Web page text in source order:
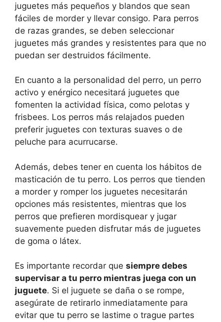
juguetes más pequeños y blandos que sean
fáciles de morder y llevar consigo. Para perros
de razas grandes, se deben seleccionar
juguetes más grandes y resistentes para que no
puedan ser destruidos fácilmente.
En cuanto a la personalidad del perro, un perro
activo y enérgico necesitará juguetes que
fomenten la actividad física, como pelotas y
frisbees. Los perros más relajados pueden
preferir juguetes con texturas suaves o de
peluche para acurrucarse.
Además, debes tener en cuenta los hábitos de
masticación de tu perro. Los perros que tienden
a morder y romper los juguetes necesitarán
opciones más resistentes, mientras que los
perros que prefieren mordisquear y jugar
suavemente pueden disfrutar más de juguetes
de goma o látex.
Es importante recordar que siempre debes
supervisar a tu perro mientras juega con un
juguete. Si el juguete se daña o se rompe,
asegúrate de retirarlo inmediatamente para
evitar que tu perro se lastime o trague partes